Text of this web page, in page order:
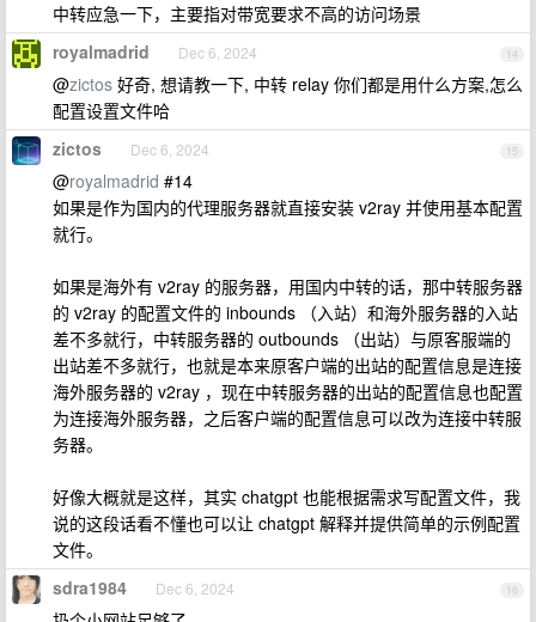
中转应急一下，主要指对带宽要求不高的访问场景
14
royalmadrid Dec 6, 2024
@zictos 好奇, 想请教一下, 中转 relay 你们都是用什么方案,怎么
配置设置文件哈
15
zictos Dec 6, 2024
@royalmadrid #14
如果是作为国内的代理服务器就直接安装 v2ray 并使用基本配置
就行。
如果是海外有 v2ray 的服务器，用国内中转的话，那中转服务器
的 v2ray 的配置文件的 inbounds （入站）和海外服务器的入站
差不多就行，中转服务器的 outbounds （出站）与原客服端的
出站差不多就行，也就是本来原客户端的出站的配置信息是连接
海外服务器的 v2ray ，现在中转服务器的出站的配置信息也配置
为连接海外服务器，之后客户端的配置信息可以改为连接中转服
务器。
好像大概就是这样，其实 chatgpt 也能根据需求写配置文件，我
说的这段话看不懂也可以让 chatgpt 解释并提供简单的示例配置
文件。
16
sdra1984 Dec 6, 2024